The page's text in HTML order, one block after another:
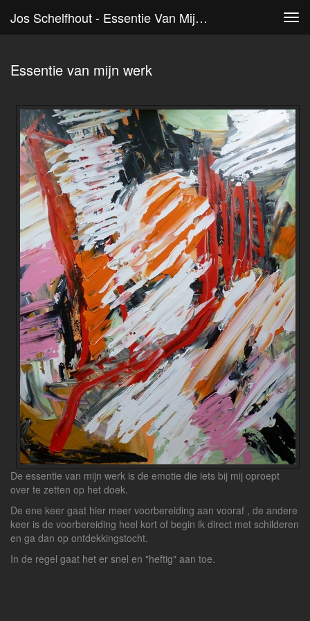
Jos Schelfhout - Essentie Van Mijn Werk
Essentie van mijn werk
De essentie van mijn werk is de emotie die iets bij mij oproept
over te zetten op het doek.
De ene keer gaat hier meer voorbereiding aan vooraf , de andere
keer is de voorbereiding heel kort of begin ik direct met schilderen
en ga dan op ontdekkingstocht.
In de regel gaat het er snel en "heftig" aan toe.